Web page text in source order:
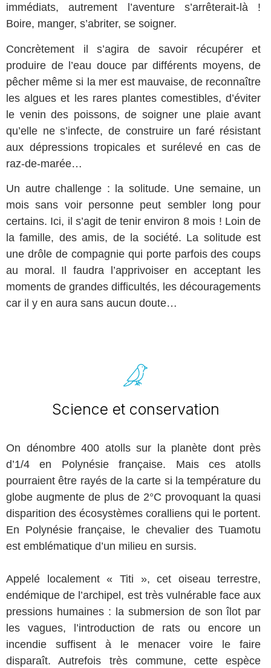
immédiats, autrement l’aventure s’arrêterait-là !
Boire, manger, s’abriter, se soigner.
Concrètement il s’agira de savoir récupérer et
produire de l’eau douce par différents moyens, de
pêcher même si la mer est mauvaise, de reconnaître
les algues et les rares plantes comestibles, d’éviter
le venin des poissons, de soigner une plaie avant
qu’elle ne s’infecte, de construire un faré résistant
aux dépressions tropicales et surélevé en cas de
raz-de-marée…
Un autre challenge : la solitude. Une semaine, un
mois sans voir personne peut sembler long pour
certains. Ici, il s’agit de tenir environ 8 mois ! Loin de
la famille, des amis, de la société. La solitude est
une drôle de compagnie qui porte parfois des coups
au moral. Il faudra l’apprivoiser en acceptant les
moments de grandes difficultés, les découragements
car il y en aura sans aucun doute…
Science et conservation
On dénombre 400 atolls sur la planète dont près
d’1/4 en Polynésie française. Mais ces atolls
pourraient être rayés de la carte si la température du
globe augmente de plus de 2°C provoquant la quasi
disparition des écosystèmes coralliens qui le portent.
En Polynésie française, le chevalier des Tuamotu
est emblématique d’un milieu en sursis.
Appelé localement « Titi », cet oiseau terrestre,
endémique de l’archipel, est très vulnérable face aux
pressions humaines : la submersion de son îlot par
les vagues, l’introduction de rats ou encore un
incendie suffisent à le menacer voire le faire
disparaît. Autrefois très commune, cette espèce